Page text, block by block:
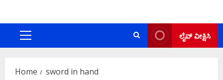
Primary
ಲೈವ್ ವೀಕ್ಷಿಸಿ
Home sword in hand